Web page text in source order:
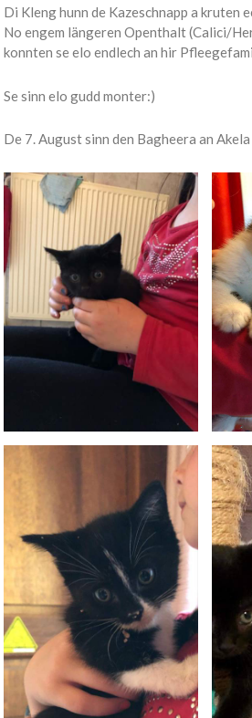
Di Kleng hunn de Kazeschnapp a kruten
No engem längeren Openthalt (Calici/
konnten se elo endlech an hir
Se sinn elo gudd monter:)
De 7. August sinn den Bagheera an